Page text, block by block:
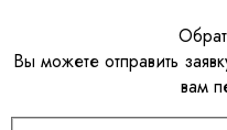
Вы можете отправить
вам